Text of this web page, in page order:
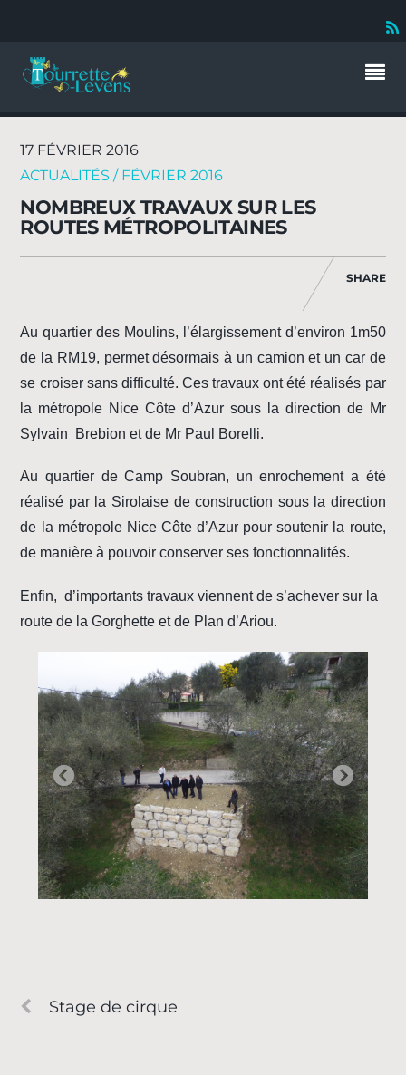
17 FÉVRIER 2016
ACTUALITÉS / FÉVRIER 2016
NOMBREUX TRAVAUX SUR LES
ROUTES MÉTROPOLITAINES
SHARE
Au quartier des Moulins, l’élargissement d’environ 1m50
de la RM19, permet désormais à un camion et un car de
se croiser sans difficulté. Ces travaux ont été réalisés par
la métropole Nice Côte d’Azur sous la direction de Mr
Sylvain Brebion et de Mr Paul Borelli.
Au quartier de Camp Soubran, un enrochement a été
réalisé par la Sirolaise de construction sous la direction
de la métropole Nice Côte d’Azur pour soutenir la route,
de manière à pouvoir conserver ses fonctionnalités.
Enfin, d’importants travaux viennent de s’achever sur la
route de la Gorghette et de Plan d’Ariou.
Stage de cirque